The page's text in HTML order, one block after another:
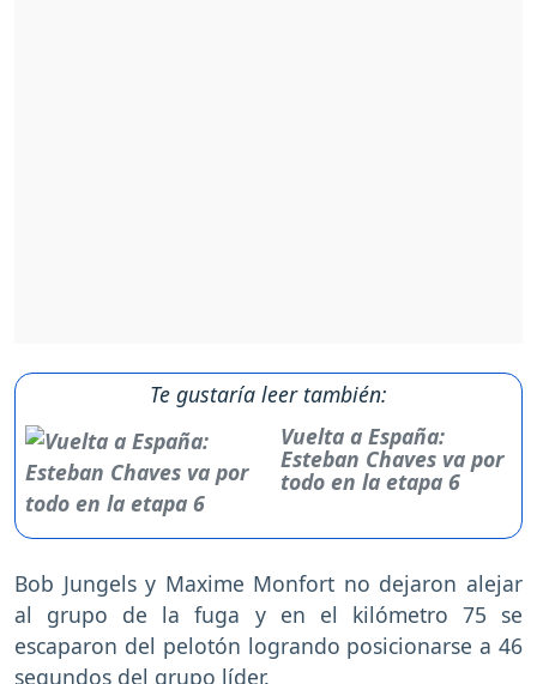
Te gustaría leer también:
Vuelta a España:
Esteban Chaves va por
todo en la etapa 6
Bob Jungels y Maxime Monfort no dejaron alejar
al grupo de la fuga y en el kilómetro 75 se
escaparon del pelotón logrando posicionarse a 46
segundos del grupo líder.